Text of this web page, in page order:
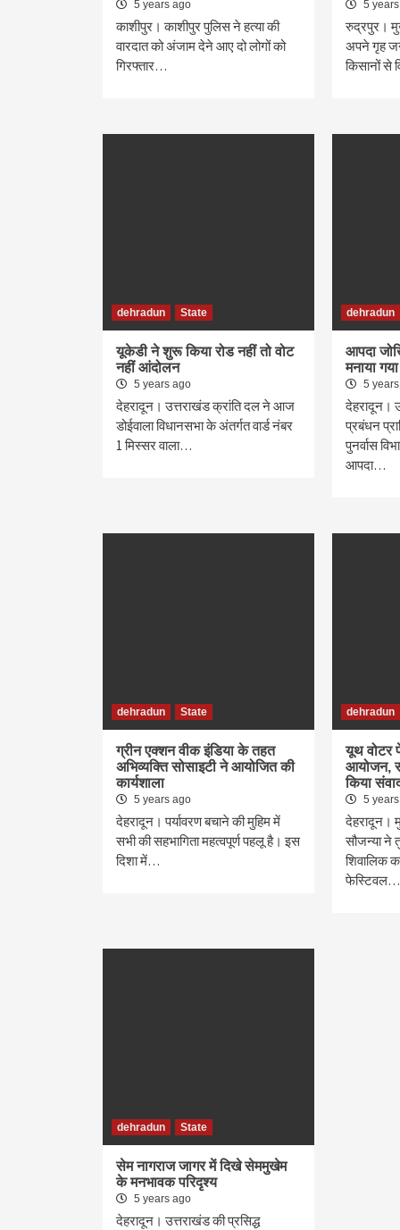
5 years ago
काशीपुर। काशीपुर पुलिस ने हत्या की
वारदात को अंजाम देने आए दो लोगों को
गिरफ्तार…
5
रुद्रपुर।
अपने गृह
किसानों से
dehradun State
यूकेडी ने शुरू किया रोड नहीं तो वोट
नहीं आंदोलन
5 years ago
देहरादून। उत्तराखंड क्रांति दल ने आज
डोईवाला विधानसभा के अंतर्गत वार्ड नंबर
1 मिस्सर वाला…
dehradun
आपदा
मनाया गया
5
देहरादून।
प्रबंधन
पुनर्वास
आपदा…
dehradun State
ग्रीन एक्शन वीक इंडिया के तहत
अभिव्यक्ति सोसाइटी ने आयोजित की
कार्यशाला
5 years ago
देहरादून। पर्यावरण बचाने की मुहिम में
सभी की सहभागिता महत्वपूर्ण पहलू है। इस
दिशा में…
dehradun
यूथ वोटर
आयोजन,
किया
5
देहरादून।
सौजन्या ने
शिवालिक
फेस्टिवल…
dehradun State
सेम नागराज जागर में दिखे सेममुखेम
के मनभावक परिदृश्य
5 years ago
देहरादून। उत्तराखंड की प्रसिद्ध